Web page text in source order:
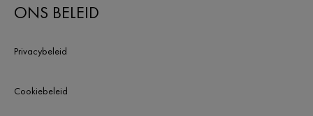
ONS BELEID
Privacybeleid
Cookiebeleid